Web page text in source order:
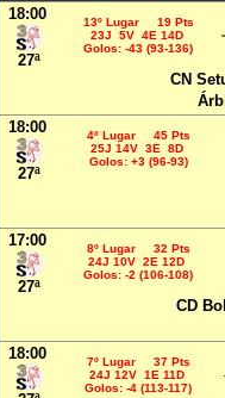
18:00
27ª
13º Lugar 19 Pts
23J 5V 4E 14D
Golos: -43 (93-136)
CN
18:00
27ª
4º Lugar 45 Pts
25J 14V 3E 8D
Golos: +3 (96-93)
17:00
27ª
8º Lugar 32 Pts
24J 10V 2E 12D
Golos: -2 (106-108)
CD
18:00
7º Lugar 37 Pts
24J 12V 1E 11D
Golos: -4 (113-117)